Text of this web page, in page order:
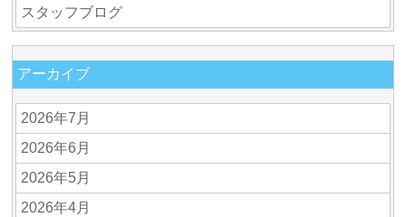
スタッフブログ
アーカイブ
2026年7月
2026年6月
2026年5月
2026年4月